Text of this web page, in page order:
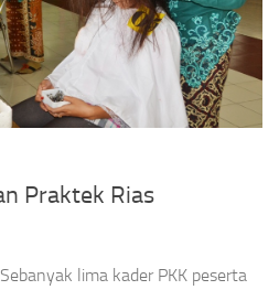
Praktek Rias
lima kader PKK peserta